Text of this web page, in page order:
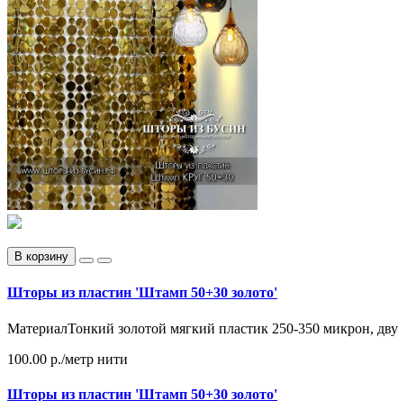
В корзину
Шторы из пластин 'Штамп 50+30 золото'
МатериалТонкий золотой мягкий пластик 250-350 микрон,
100.00 р./метр нити
Шторы из пластин 'Штамп 50+30 золото'